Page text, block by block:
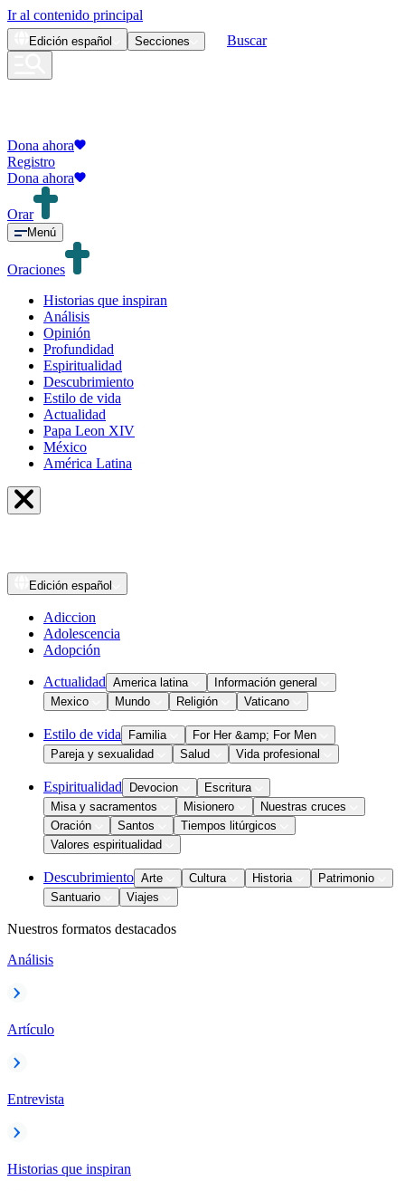
Ir al contenido principal
Edición español Secciones Buscar
Dona ahora
Registro
Dona ahora
Orar
Menú
Oraciones
Historias que inspiran
Análisis
Opinión
Profundidad
Espiritualidad
Descubrimiento
Estilo de vida
Actualidad
Papa Leon XIV
México
América Latina
Edición español
Adiccion
Adolescencia
Adopción
Actualidad America latina
Información general
Mexico
Mundo Religión Vaticano
Estilo de vida Familia
For Her &amp; For Men
Pareja y sexualidad
Salud Vida profesional
Espiritualidad Devocion
Escritura
Misa y sacramentos
Misionero
Nuestras cruces
Oración
Santos
Tiempos litúrgicos
Valores espiritualidad
Descubrimiento Arte Cultura Historia
Patrimonio
Santuario
Viajes
Nuestros formatos destacados
Análisis
Artículo
Entrevista
Historias que inspiran